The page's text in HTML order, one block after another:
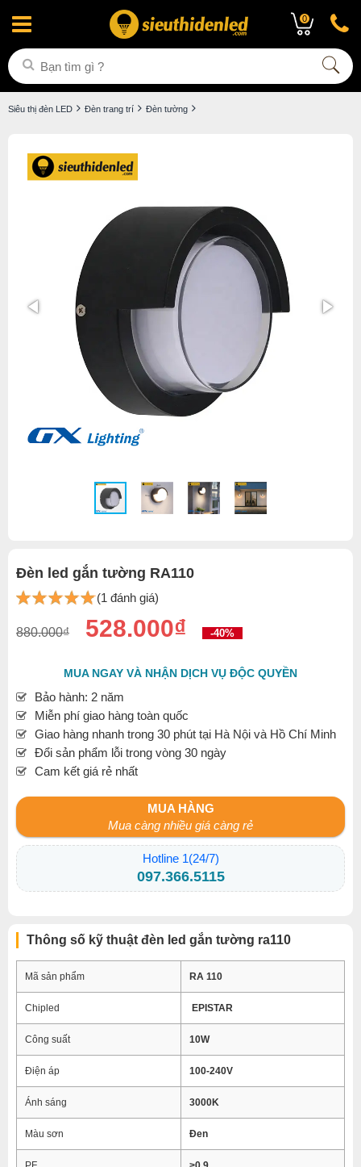
0
Siêu thị đèn LED Đèn trang trí Đèn tường
Đèn led gắn tường RA110
(1 đánh giá)
880.000₫ 528.000₫ -40%
MUA NGAY VÀ NHẬN DỊCH VỤ ĐỘC QUYỀN
Bảo hành: 2 năm
Miễn phí giao hàng toàn quốc
Giao hàng nhanh trong 30 phút tại Hà Nội và Hồ Chí Minh
Đổi sản phẩm lỗi trong vòng 30 ngày
Cam kết giá rẻ nhất
MUA HÀNG
Mua càng nhiều giá càng rẻ
Hotline 1(24/7)
097.366.5115
Thông số kỹ thuật đèn led gắn tường ra110
Mã sản phẩm RA 110
Chipled EPISTAR
Công suất 10W
Điện áp 100-240V
Ánh sáng 3000K
Màu sơn Đen